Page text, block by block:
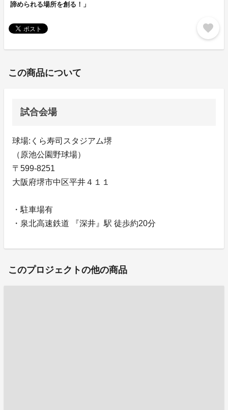
諦められる場所を創る！」
favorite
この商品について
試合会場
球場:くら寿司スタジアム堺
（原池公園野球場）
〒599-8251
大阪府堺市中区平井４１１
・駐車場有
・泉北高速鉄道 『深井』駅 徒歩約20分
このプロジェクトの他の商品